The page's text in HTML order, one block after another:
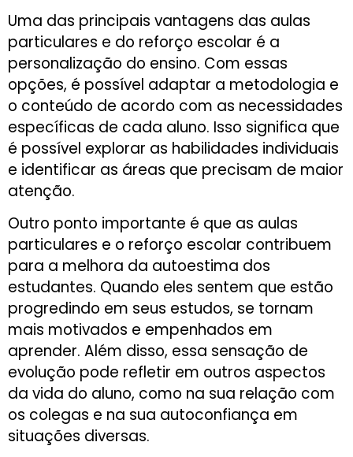
Uma das principais vantagens das aulas
particulares e do reforço escolar é a
personalização do ensino. Com essas
opções, é possível adaptar a metodologia e
o conteúdo de acordo com as necessidades
específicas de cada aluno. Isso significa que
é possível explorar as habilidades individuais
e identificar as áreas que precisam de maior
atenção.
Outro ponto importante é que as aulas
particulares e o reforço escolar contribuem
para a melhora da autoestima dos
estudantes. Quando eles sentem que estão
progredindo em seus estudos, se tornam
mais motivados e empenhados em
aprender. Além disso, essa sensação de
evolução pode refletir em outros aspectos
da vida do aluno, como na sua relação com
os colegas e na sua autoconfiança em
situações diversas.